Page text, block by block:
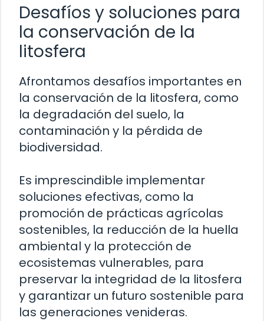
Desafíos y soluciones para
la conservación de la
litosfera
Afrontamos desafíos importantes en
la conservación de la litosfera, como
la degradación del suelo, la
contaminación y la pérdida de
biodiversidad.
Es imprescindible implementar
soluciones efectivas, como la
promoción de prácticas agrícolas
sostenibles, la reducción de la huella
ambiental y la protección de
ecosistemas vulnerables, para
preservar la integridad de la litosfera
y garantizar un futuro sostenible para
las generaciones venideras.